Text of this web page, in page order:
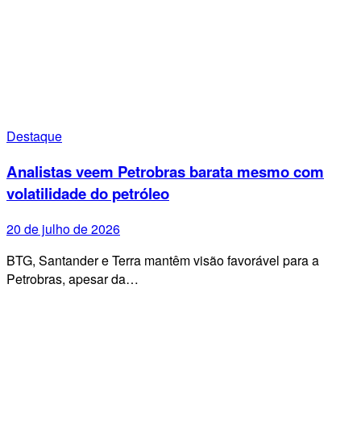
Destaque
Analistas veem Petrobras barata mesmo com
volatilidade do petróleo
20 de julho de 2026
BTG, Santander e Terra mantêm visão favorável para a
Petrobras, apesar da…